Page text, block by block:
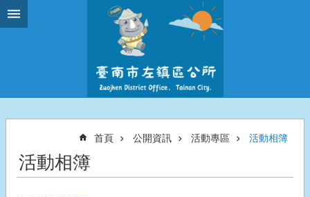
跳到主要內容區塊
首頁 公開資訊 活動專區 活動相簿
活動相簿